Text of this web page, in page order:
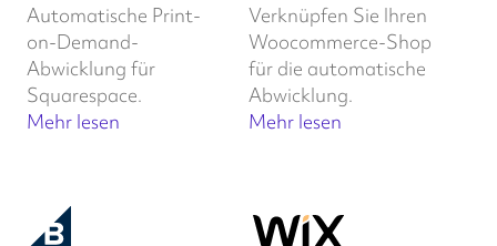
Automatische Print-
on-Demand-
Abwicklung für
Squarespace.
Mehr lesen
Verknüpfen Sie Ihren
Woocommerce-Shop
für die automatische
Abwicklung.
Mehr lesen